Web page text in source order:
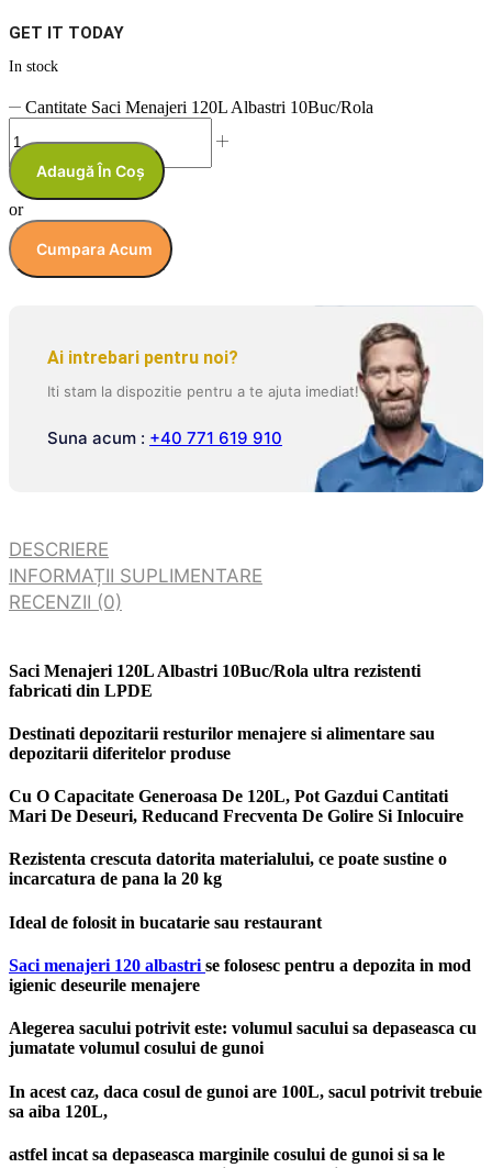
GET IT TODAY
In stock
Cantitate Saci Menajeri 120L Albastri 10Buc/Rola
Adaugă În Coș
or
Cumpara Acum
Ai intrebari pentru noi?
Iti stam la dispozitie pentru a te ajuta imediat!
Suna acum : +40 771 619 910
DESCRIERE
INFORMAȚII SUPLIMENTARE
RECENZII (0)
Saci Menajeri 120L Albastri 10Buc/Rola ultra rezistenti
fabricati din LPDE
Destinati depozitarii resturilor menajere si alimentare sau
depozitarii diferitelor produse
Cu O Capacitate Generoasa De 120L, Pot Gazdui Cantitati
Mari De Deseuri, Reducand Frecventa De Golire Si Inlocuire
Rezistenta crescuta datorita materialului, ce poate sustine o
incarcatura de pana la 20 kg
Ideal de folosit in bucatarie sau restaurant
Saci menajeri 120 albastri se folosesc pentru a depozita in mod
igienic deseurile menajere
Alegerea sacului potrivit este: volumul sacului sa depaseasca cu
jumatate volumul cosului de gunoi
In acest caz, daca cosul de gunoi are 100L, sacul potrivit trebuie
sa aiba 120L,
astfel incat sa depaseasca marginile cosului de gunoi si sa le